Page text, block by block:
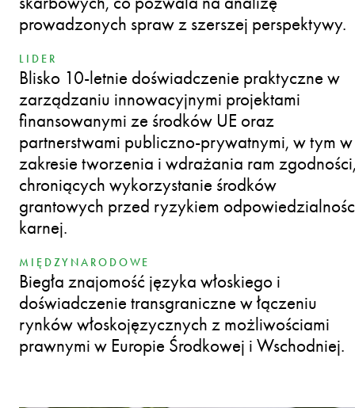
prowadzonych spraw z szerszej perspektywy.
LIDER
Blisko 10‑letnie doświadczenie praktyczne w
zarządzaniu innowacyjnymi projektami
finansowanymi ze środków UE oraz
partnerstwami publiczno‑prywatnymi, w tym w
zakresie tworzenia i wdrażania ram
chroniących wykorzystanie środków
grantowych przed ryzykiem
karnej.
MIĘDZYNARODOWE
Biegła znajomość języka włoskiego i
doświadczenie transgraniczne w łączeniu
rynków włoskojęzycznych z możliwościami
prawnymi w Europie Środkowej i Wschodniej.